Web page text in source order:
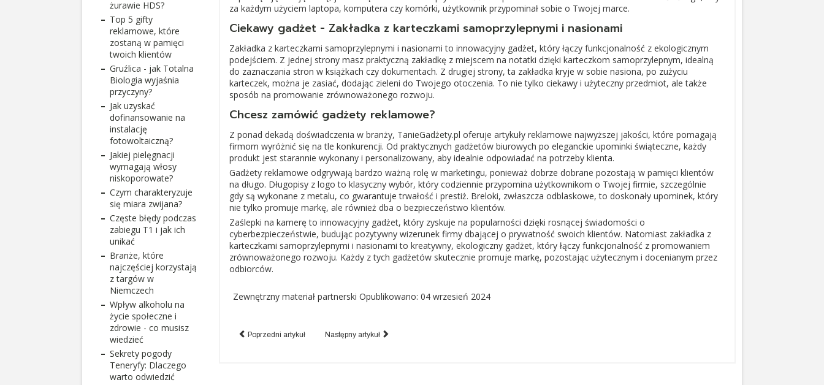
żurawie HDS?
Top 5 gifty
reklamowe, które
zostaną w pamięci
twoich klientów
Gruźlica - jak Totalna
Biologia wyjaśnia
przyczyny?
Jak uzyskać
dofinansowanie na
instalację
fotowoltaiczną?
Jakiej pielęgnacji
wymagają włosy
niskoporowate?
Czym charakteryzuje
się miara zwijana?
Częste błędy podczas
zabiegu T1 i jak ich
unikać
Branże, które
najczęściej korzystają
z targów w
Niemczech
Wpływ alkoholu na
życie społeczne i
zdrowie - co musisz
wiedzieć
Sekrety pogody
Teneryfy: Dlaczego
warto odwiedzić
za każdym użyciem laptopa, komputera czy komórki, użytkownik przypominał sobie o Twojej marce.
Ciekawy gadżet - Zakładka z karteczkami samoprzylepnymi i nasionami
Zakładka z karteczkami samoprzylepnymi i nasionami to innowacyjny gadżet, który łączy funkcjonalność z ekologicznym
podejściem. Z jednej strony masz praktyczną zakładkę z miejscem na notatki dzięki karteczkom samoprzylepnym, idealną
do zaznaczania stron w książkach czy dokumentach. Z drugiej strony, ta zakładka kryje w sobie nasiona, po zużyciu
karteczek, można je zasiać, dodając zieleni do Twojego otoczenia. To nie tylko ciekawy i użyteczny przedmiot, ale także
sposób na promowanie zrównoważonego rozwoju.
Chcesz zamówić gadżety reklamowe?
Z ponad dekadą doświadczenia w branży, TanieGadżety.pl oferuje artykuły reklamowe najwyższej jakości, które pomagają
firmom wyróżnić się na tle konkurencji. Od praktycznych gadżetów biurowych po eleganckie upominki świąteczne, każdy
produkt jest starannie wykonany i personalizowany, aby idealnie odpowiadać na potrzeby klienta.
Gadżety reklamowe odgrywają bardzo ważną rolę w marketingu, ponieważ dobrze dobrane pozostają w pamięci klientów
na długo. Długopisy z logo to klasyczny wybór, który codziennie przypomina użytkownikom o Twojej firmie, szczególnie
gdy są wykonane z metalu, co gwarantuje trwałość i prestiż. Breloki, zwłaszcza odblaskowe, to doskonały upominek, który
nie tylko promuje markę, ale również dba o bezpieczeństwo klientów.
Zaślepki na kamerę to innowacyjny gadżet, który zyskuje na popularności dzięki rosnącej świadomości o
cyberbezpieczeństwie, budując pozytywny wizerunek firmy dbającej o prywatność swoich klientów. Natomiast zakładka z
karteczkami samoprzylepnymi i nasionami to kreatywny, ekologiczny gadżet, który łączy funkcjonalność z promowaniem
zrównoważonego rozwoju. Każdy z tych gadżetów skutecznie promuje markę, pozostając użytecznym i docenianym przez
odbiorców.
Zewnętrzny materiał partnerski Opublikowano: 04 wrzesień 2024
Poprzedni artykuł Następny artykuł